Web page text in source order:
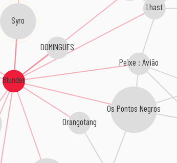
Blunder
DOMINGUES
Lhast
Orangotang
Os Pontos Negros
Peixe : Avião
Syro